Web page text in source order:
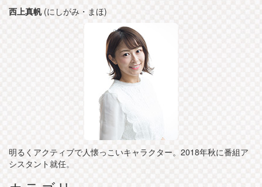
西上真帆(にしがみ・まほ)
明るくアクティブで人懐っこいキャラクター。2018年秋に番組ア
シスタント就任。